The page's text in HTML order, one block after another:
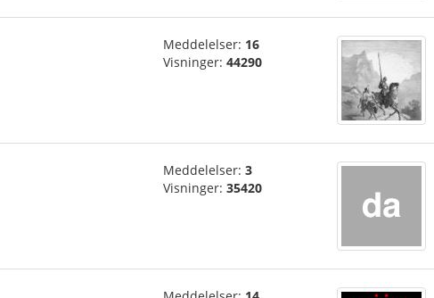
Meddelelser: 16
Visninger: 44290
Meddelelser: 3
Visninger: 35420